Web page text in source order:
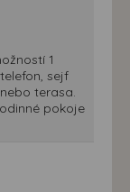
1
sejf
terasa.
pokoje